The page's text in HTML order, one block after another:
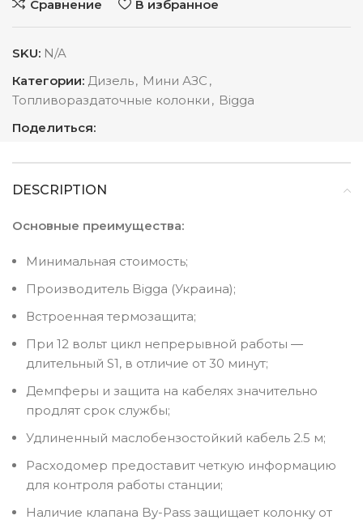
Сравнение В избранное
SKU: N/A
Категории: Дизель, Мини АЗС ,
Топливораздаточные колонки , Bigga
Поделиться:
DESCRIPTION
Основные преимущества:
Минимальная стоимость;
Производитель Bigga (Украина);
Встроенная термозащита;
При 12 вольт цикл непрерывной работы ―
длительный S1, в отличие от 30 минут;
Демпферы и защита на кабелях значительно
продлят срок службы;
Удлиненный маслобензостойкий кабель 2.5 м;
Расходомер предоставит четкую информацию
для контроля работы станции;
Наличие клапана By-Pass защищает колонку от